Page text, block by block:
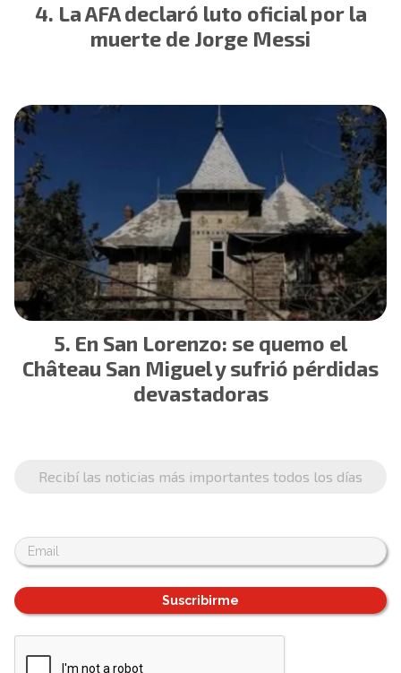
La AFA declaró luto oficial por la
muerte de Jorge Messi
En San Lorenzo: se quemo el
Château San Miguel y sufrió pérdidas
devastadoras
Recibí las noticias más importantes todos los días
Suscribirme